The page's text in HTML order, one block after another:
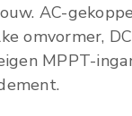
AC-
omvormer,
MPPT-